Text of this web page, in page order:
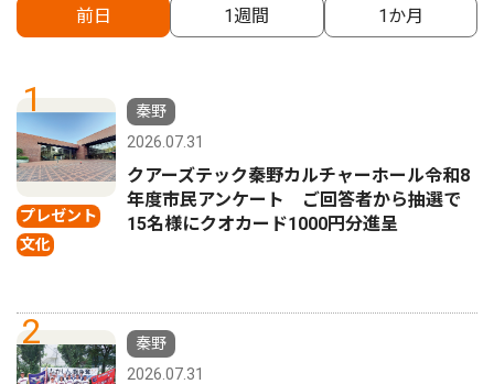
前日 1週間 1か月
1
プレゼント
文化
秦野
2026.07.31
クアーズテック秦野カルチャーホール令和8
年度市民アンケート ご回答者から抽選で
15名様にクオカード1000円分進呈
2
秦野
2026.07.31